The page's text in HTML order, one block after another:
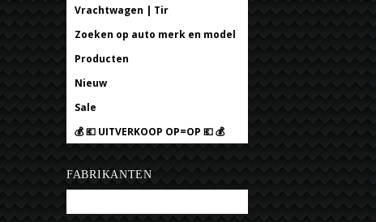
Vrachtwagen | Tir
Zoeken op auto merk en model
Producten
Nieuw
Sale
💰 💶 UITVERKOOP OP=OP 💶 💰
FABRIKANTEN